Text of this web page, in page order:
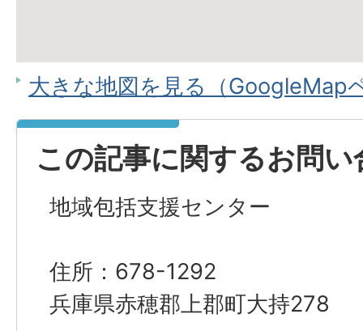
大きな地図を見る（GoogleMap
この記事に関するお問い
地域包括支援センター
住所：678-1292
兵庫県赤穂郡上郡町大持278